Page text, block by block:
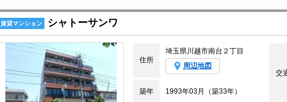
賃貸マンション シャトーサンワ
住所
埼玉県川越市南台２丁目
周辺地図
交
築年 1993年03月（築33年）